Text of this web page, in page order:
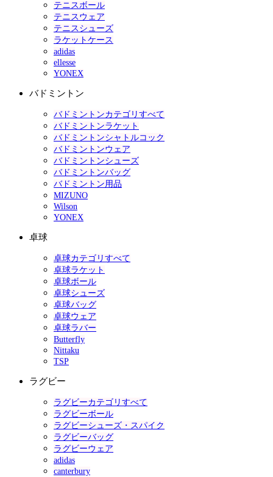
テニスボール
テニスウェア
テニスシューズ
ラケットケース
adidas
ellesse
YONEX
バドミントン
バドミントンカテゴリすべて
バドミントンラケット
バドミントンシャトルコック
バドミントンウェア
バドミントンシューズ
バドミントンバッグ
バドミントン用品
MIZUNO
Wilson
YONEX
卓球
卓球カテゴリすべて
卓球ラケット
卓球ボール
卓球シューズ
卓球バッグ
卓球ウェア
卓球ラバー
Butterfly
Nittaku
TSP
ラグビー
ラグビーカテゴリすべて
ラグビーボール
ラグビーシューズ・スパイク
ラグビーバッグ
ラグビーウェア
adidas
canterbury